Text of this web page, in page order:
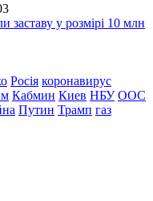
заставу у розмірі 10 млн
Росія коронавирус
Кабмин Киев НБУ ООС
Путин Трамп газ